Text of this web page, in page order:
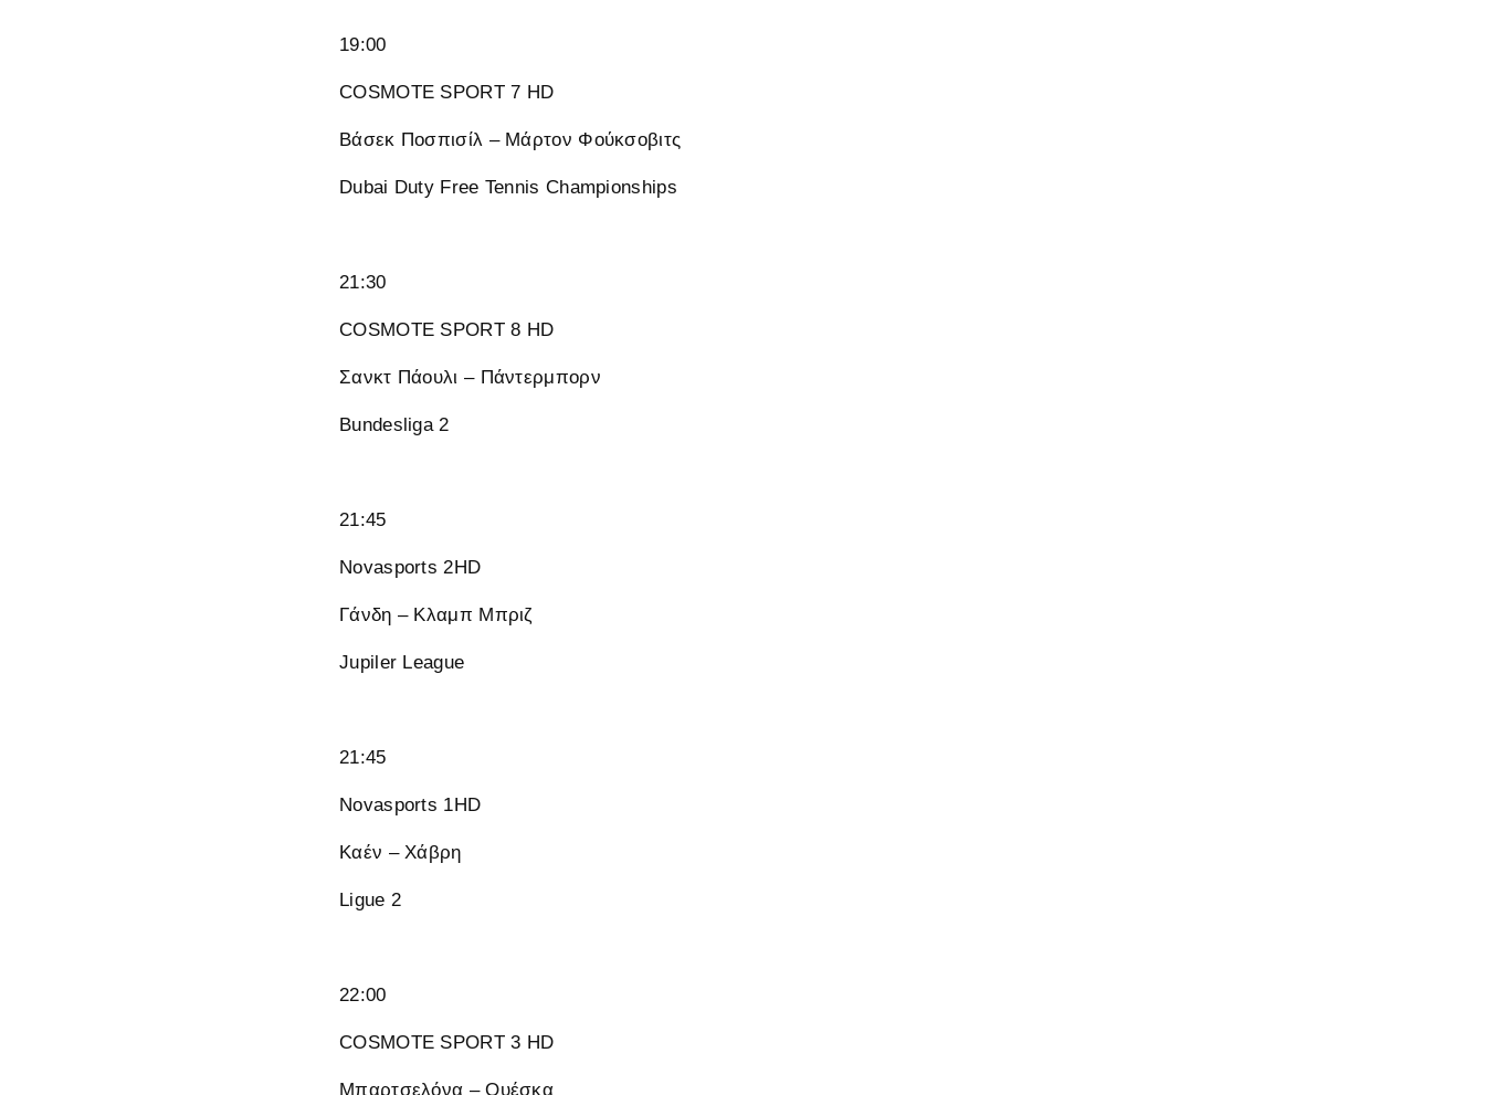
19:00
COSMOTE SPORT 7 HD
Βάσεκ Ποσπισίλ – Μάρτον Φούκσοβιτς
Dubai Duty Free Tennis Championships
21:30
COSMOTE SPORT 8 HD
Σανκτ Πάουλι – Πάντερμπορν
Bundesliga 2
21:45
Novasports 2HD
Γάνδη – Κλαμπ Μπριζ
Jupiler League
21:45
Novasports 1HD
Καέν – Χάβρη
Ligue 2
22:00
COSMOTE SPORT 3 HD
Μπαρτσελόνα – Ουέσκα